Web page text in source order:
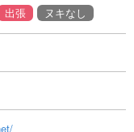
出張 ヌキなし